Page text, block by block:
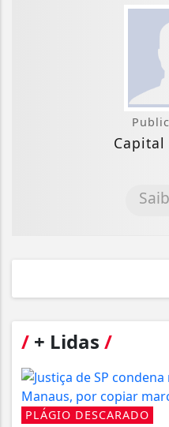
/ + Lidas /
PLÁGIO DESCARADO